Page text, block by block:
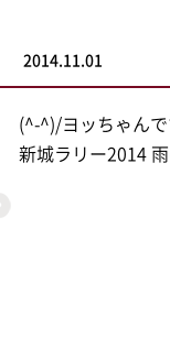
2014.11.01
(^-^)/ヨッちゃん
新城ラリー2014